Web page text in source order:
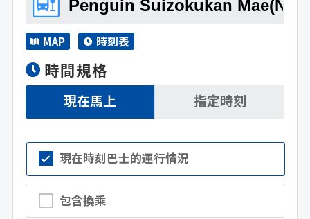
MAP 時刻表
時間規格
現在馬上 指定時刻
現在時刻巴士的運行情況
包含換乘